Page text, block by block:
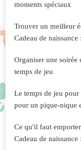
moments spéciaux
Trouver un meilleur
Cadeau de
Organiser une soirée
temps de jeu
Le temps de jeu pour
pour un pique-nique
Ce qu'il faut
Cadeau de